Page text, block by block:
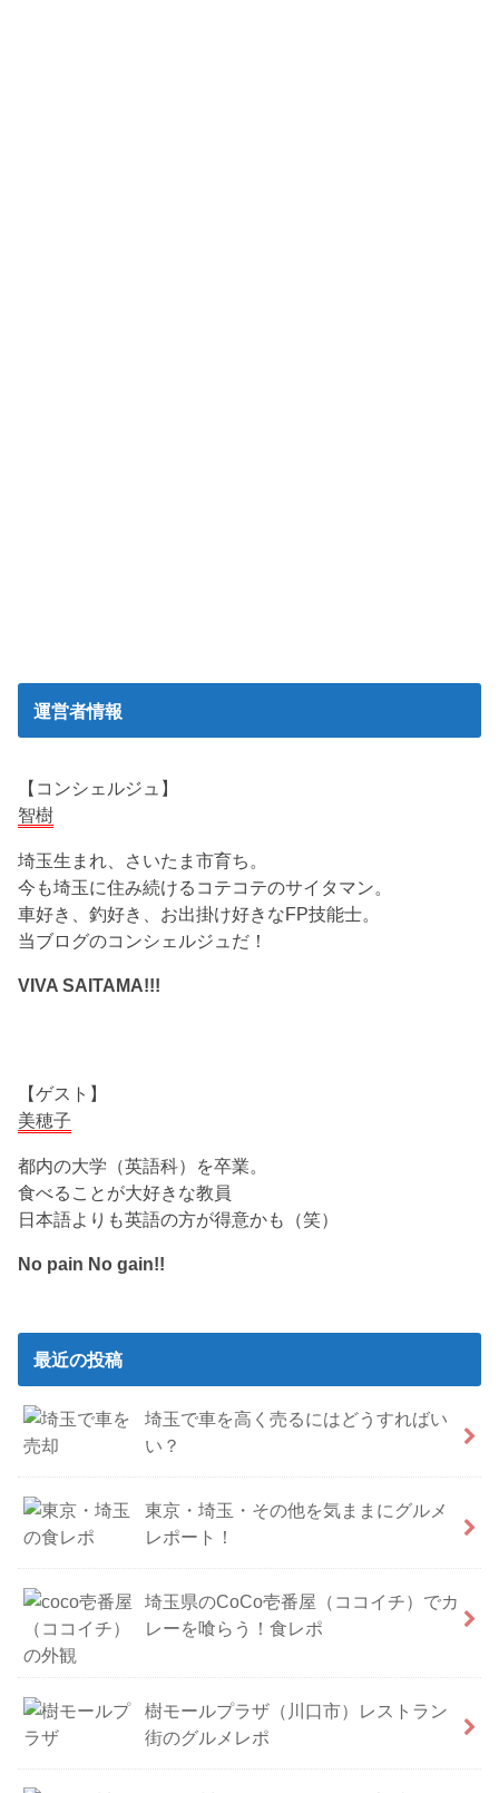
運営者情報
【コンシェルジュ】
智樹
埼玉生まれ、さいたま市育ち。
今も埼玉に住み続けるコテコテのサイタマン。
車好き、釣好き、お出掛け好きなFP技能士。
当ブログのコンシェルジュだ！
VIVA SAITAMA!!!
【ゲスト】
美穂子
都内の大学（英語科）を卒業。
食べることが大好きな教員
日本語よりも英語の方が得意かも（笑）
No pain No gain!!
最近の投稿
埼玉で車を高く売るにはどうすればい
い？
東京・埼玉・その他を気ままにグルメ
レポート！
埼玉県のCoCo壱番屋（ココイチ）でカ
レーを喰らう！食レポ
樹モールプラザ（川口市）レストラン
街のグルメレポ